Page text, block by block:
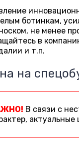
ботинкам,
не менее
в
и т.п.
на
В связи с